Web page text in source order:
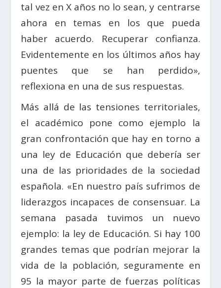
tal vez en X años no lo sean, y centrarse
ahora en temas en los que pueda
haber acuerdo. Recuperar confianza.
Evidentemente en los últimos años hay
puentes que se han perdido»,
reflexiona en una de sus respuestas.
Más allá de las tensiones territoriales,
el académico pone como ejemplo la
gran confrontación que hay en torno a
una ley de Educación que debería ser
una de las prioridades de la sociedad
española. «En nuestro país sufrimos de
liderazgos incapaces de consensuar. La
semana pasada tuvimos un nuevo
ejemplo: la ley de Educación. Si hay 100
grandes temas que podrían mejorar la
vida de la población, seguramente en
95 la mayor parte de fuerzas políticas